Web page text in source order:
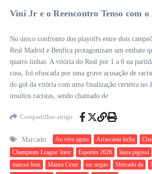
Vini Jr e o Reencontro Tenso com o
No único confronto dos playoffs entre dois
Real Madrid e Benfica protagonizam um embate
quatro linhas. A vitória do Real por 1 a 0 na
casa, foi ofuscada por uma grave acusação de
do gol da vitória com uma finalização certeira no
insultos racistas, sendo chamado de
Compartilhar artigo
Marcado: Ao vivo agora Arrascaeta fecha
Champions League: Inter
Esportes 2026 laura pigossi
marcos braz
Mauro Cezar mc negao Mercado da